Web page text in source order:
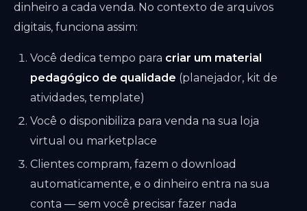
dinheiro a cada venda. No contexto de arquivos
digitais, funciona assim:
Você dedica tempo para criar um material
pedagógico de qualidade (planejador, kit de
atividades, template)
Você o disponibiliza para venda na sua loja
virtual ou marketplace
Clientes compram, fazem o download
automaticamente, e o dinheiro entra na sua
conta — sem você precisar fazer nada